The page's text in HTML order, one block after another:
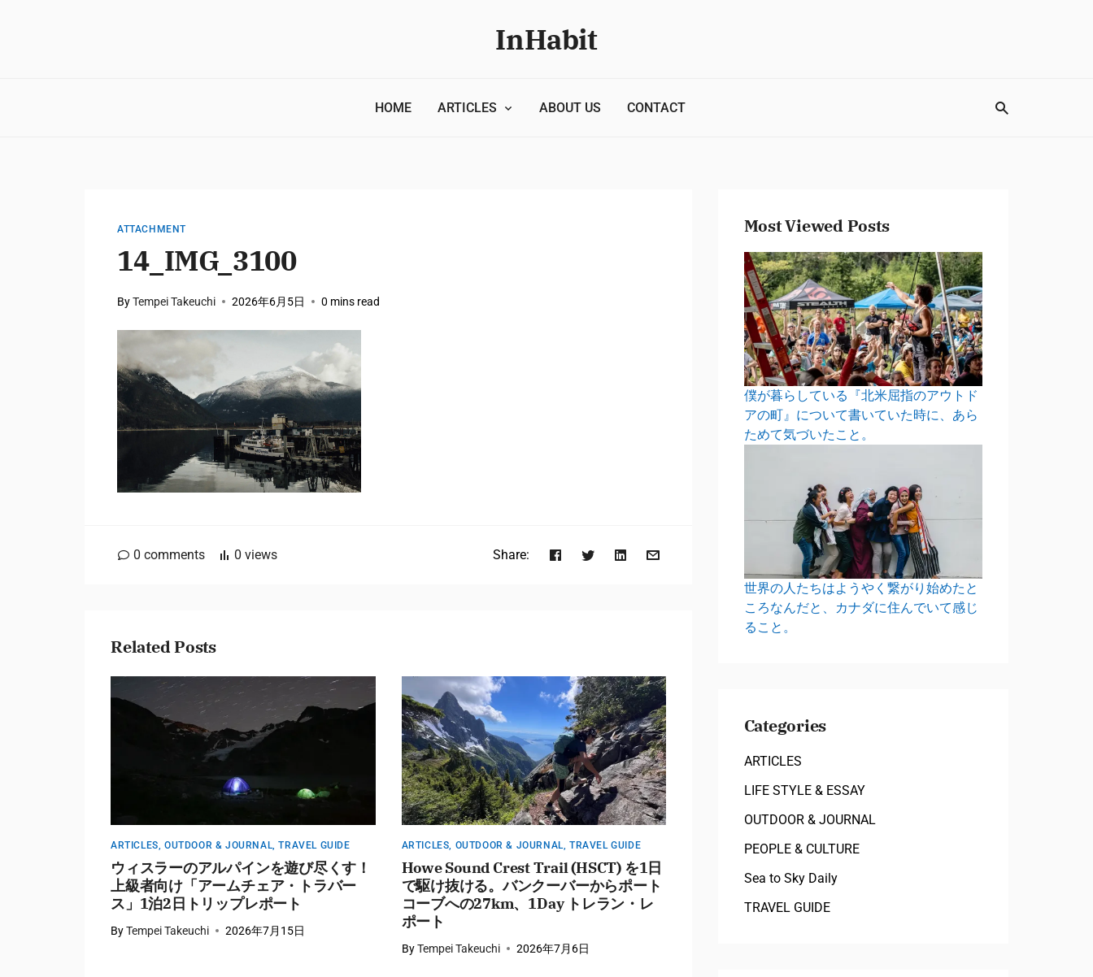
InHabit- 自由に生きる場所を選ぶWebメディア
HOME ARTICLES ABOUT US CONTACT
ATTACHMENT
14_IMG_3100
ByTempei Takeuchi 2026年6月5日 0 mins read
0 comments 0 views Share:
Related Posts
ARTICLES,OUTDOOR & JOURNAL,TRAVEL GUIDE
ウィスラーのアルパインを遊び尽くす！
上級者向け「アームチェア・トラバー
ス」1泊2日トリップレポート
ByTempei Takeuchi 2026年7月15日
ARTICLES, OUTDOOR & JOURNAL, TRAVEL GUIDE
Howe Sound Crest Trail (HSCT) を1日
で駆け抜ける。バンクーバーからポート
コーブへの27km、1Day トレラン・レ
ポート
By Tempei Takeuchi 2026年7月6日
,SEA TO SKY DAILY
始まり。スコーミッシュの当たらない天
気予報をハックする実用ガイド｜スコー
Most Viewed Posts
僕が暮らしている『北米屈指のアウトド
アの町』について書いていた時に、あら
ためて気づいたこと。
世界の人たちはようやく繋がり始めたと
ころなんだと、カナダに住んでいて感じ
ること。
Categories
ARTICLES
LIFE STYLE & ESSAY
OUTDOOR & JOURNAL
PEOPLE & CULTURE
Sea to Sky Daily
TRAVEL GUIDE